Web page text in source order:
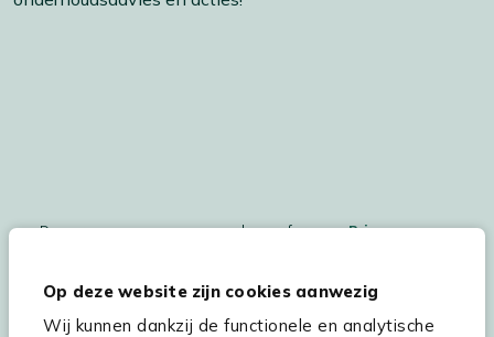
Op deze website zijn cookies aanwezig
Wij kunnen dankzij de functionele en analytische
De persoonsgegegevens worden conform onsPrivacy